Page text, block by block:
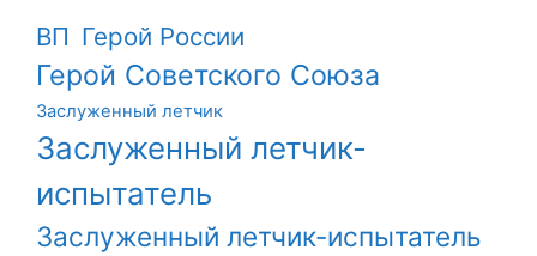
ВП Герой России
Герой Советского Союза
Заслуженный летчик
Заслуженный летчик-
испытатель
Заслуженный летчик-испытатель